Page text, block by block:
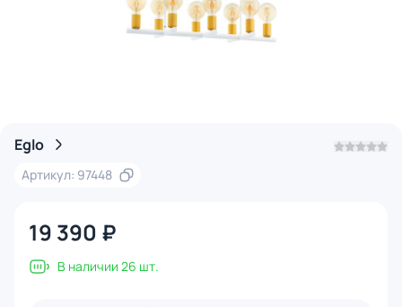
Eglo
Артикул: 97448
19 390 ₽
В наличии 26 шт.